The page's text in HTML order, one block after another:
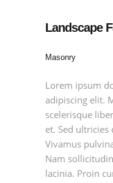
Landscape
Masonry
Lorem ipsum
adipiscing elit.
scelerisque
et. Sed
Vivamus
Nam
lacinia. Proin